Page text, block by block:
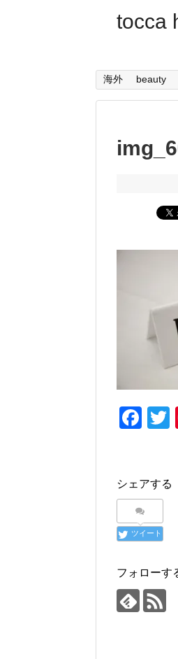
tocca
海外 beauty
F
e
b
o
k
er
シェアする
ツイート
フォローす